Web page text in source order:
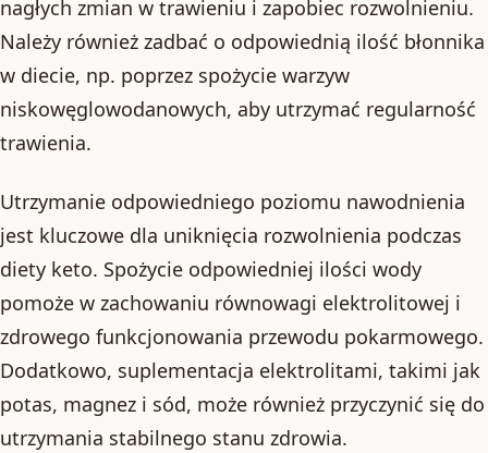
nagłych zmian w trawieniu i zapobiec rozwolnieniu.
Należy również zadbać o odpowiednią ilość błonnika
w diecie, np. poprzez spożycie warzyw
niskowęglowodanowych, aby utrzymać regularność
trawienia.
Utrzymanie odpowiedniego poziomu nawodnienia
jest kluczowe dla uniknięcia rozwolnienia podczas
diety keto. Spożycie odpowiedniej ilości wody
pomoże w zachowaniu równowagi elektrolitowej i
zdrowego funkcjonowania przewodu pokarmowego.
Dodatkowo, suplementacja elektrolitami, takimi jak
potas, magnez i sód, może również przyczynić się do
utrzymania stabilnego stanu zdrowia.